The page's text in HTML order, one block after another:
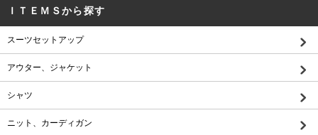
ＩＴＥＭＳから探す
スーツセットアップ
アウター、ジャケット
シャツ
ニット、カーディガン